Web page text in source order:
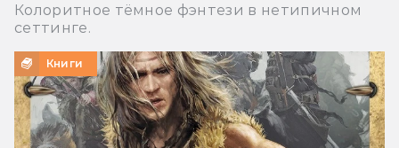
Колоритное тёмное фэнтези в нетипичном
сеттинге.
Книги